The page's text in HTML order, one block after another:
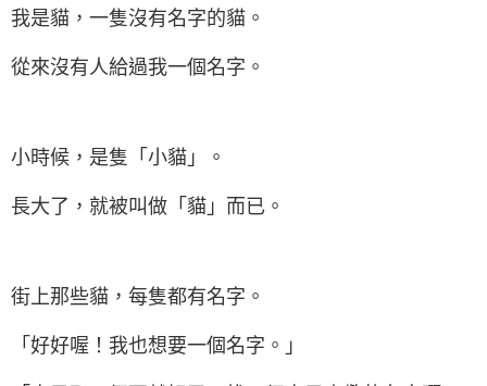
我是貓，一隻沒有名字的貓。
從來沒有人給過我一個名字。
小時候，是隻「小貓」。
長大了，就被叫做「貓」而已。
街上那些貓，每隻都有名字。
「好好喔！我也想要一個名字。」